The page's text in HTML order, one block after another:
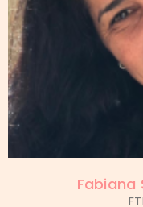
Fabiana